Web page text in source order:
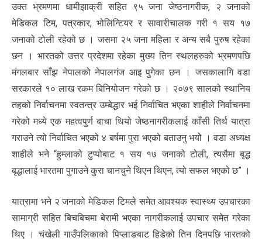
उक्त भ्रमणमा धामीझाक्री सहित ९५ जना जेष्ठनागरीक, २ जनाको
मेडिकल टिम, पत्रकार, भोलिन्टियर र सावारीचालक गरी १ सय १७
जनाको टोली रहेको छ । जसमा २५ जना महिला र अन्य सबै पुरुष रहेका
छन । भारतको उत्तर प्रदेशमा रहेका मुख्य तिन स्थलहरुको भ्रमणपछि
मंगलबार साँझ नेपालको नेपालगंज आइ पुगेका छन । जसकालागि वडा
सरकारले १० लाख रकम बिनियोजन गरेको छ । २०७९ सालको स्थानिय
तहको निर्वाचनमा स्वतन्त्र उम्बेद्धार भई निर्वाचित भएका शाहीले निर्वाचनमा
गरेको मध्ये एक महत्वपुर्ण बाचा थियो जेष्ठनागरीकलाई काँसी तिर्थ यात्रा
गराउने त्यो निर्वाचित भएको ४ बर्षमा पुरा भएको बताउनु भयोे । वडा अध्यक्ष
शाहीले भने “हुम्लाको टुप्पोबाट १ सय १७ जनाको टोली, त्यसैमा बृद्ध
बृद्धालाई भारतमा पुगाउने कुरा चानचुने थिएन थिएन, त्यो सफल भएको छ” ।
यात्रामा भने २ जनाको मेडिकल टिमले समेत आवश्यक स्वास्थ्य उपचारका
सामाग्री सहित बिचबिचमा बेरामी भएका नागरीकलाई उपचार समेत गरेका
थिए । चंखेली गाउँपलिकाको पिप्लाङबाट हिडेको तिन दिनपछि भारतको